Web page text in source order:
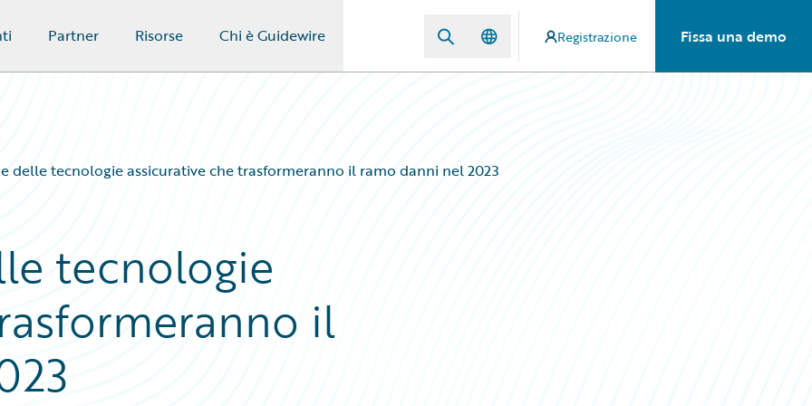
Partner Risorse Chi è Guidewire Registrazione Fissa una demo
delle tecnologie assicurative che trasformeranno il ramo danni nel 2023
tecnologie
il